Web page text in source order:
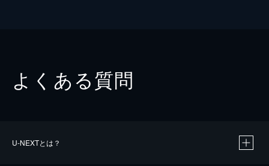
よくある質問
U-NEXTとは？